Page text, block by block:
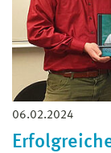
06.02.2024